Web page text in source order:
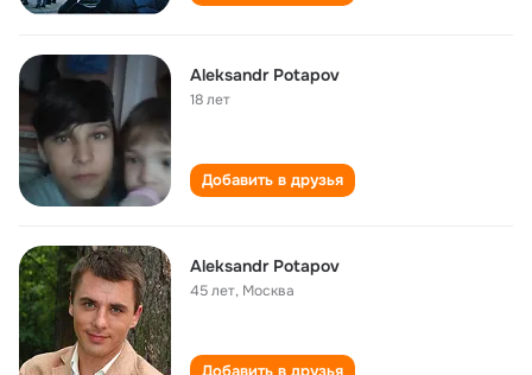
Aleksandr Potapov
18 лет
Добавить в друзья
Aleksandr Potapov
45 лет, Москва
Добавить в друзья